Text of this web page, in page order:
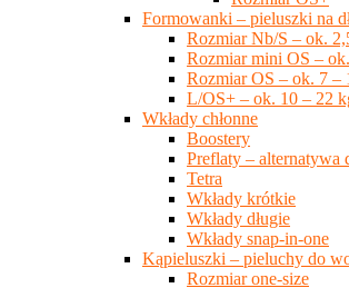
Formowanki – pieluszki na
Rozmiar Nb/S – ok.
Rozmiar mini OS –
Rozmiar OS – ok. 7 –
L/OS+ – ok. 10 – 22
Wkłady chłonne
Boostery
Preflaty – alternatywa
Tetra
Wkłady krótkie
Wkłady długie
Wkłady snap-in-one
Kąpieluszki – pieluchy do
Rozmiar one-size